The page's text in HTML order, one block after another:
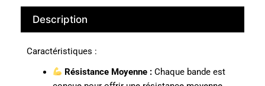
Description
Caractéristiques :
Résistance Moyenne : Chaque bande est